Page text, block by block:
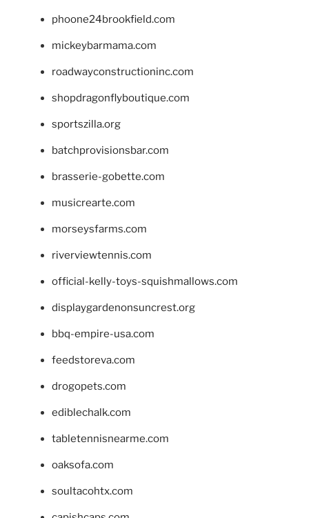
phoone24brookfield.com
mickeybarmama.com
roadwayconstructioninc.com
shopdragonflyboutique.com
sportszilla.org
batchprovisionsbar.com
brasserie-gobette.com
musicrearte.com
morseysfarms.com
riverviewtennis.com
official-kelly-toys-squishmallows.com
displaygardenonsuncrest.org
bbq-empire-usa.com
feedstoreva.com
drogopets.com
ediblechalk.com
tabletennisnearme.com
oaksofa.com
soultacohtx.com